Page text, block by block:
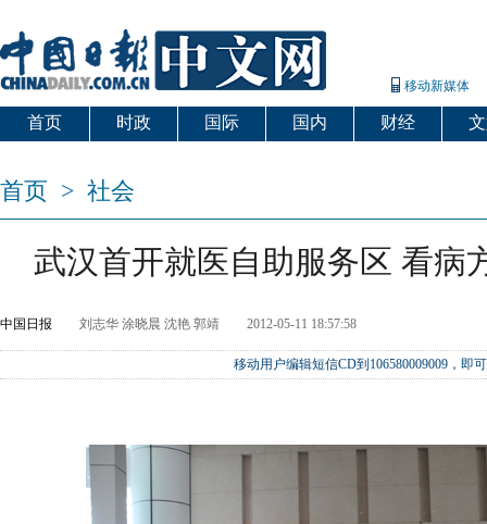
移动新媒体
首页 时政 国际 国内 财经
首页 > 社会
武汉首开就医自助服务区 看病
中国日报 刘志华 涂晓晨 沈艳 郭靖 2012-05-11 18:57:58
移动用户编辑短信CD到106580009009，即